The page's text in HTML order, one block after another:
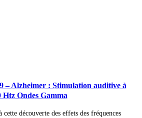
– Alzheimer : Stimulation auditive à
Htz Ondes Gamma
cette découverte des effets des fréquences